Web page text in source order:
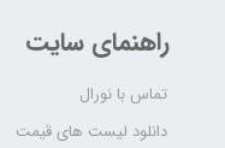
راهنمای سایت
تماس با نورال
دانلود لیست های قیمت